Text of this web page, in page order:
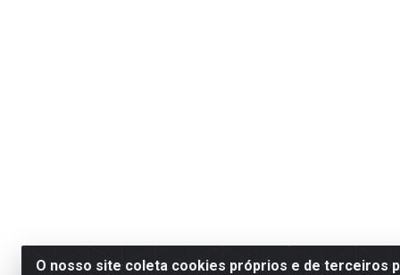
O nosso site coleta cookies próprios e de terceiros